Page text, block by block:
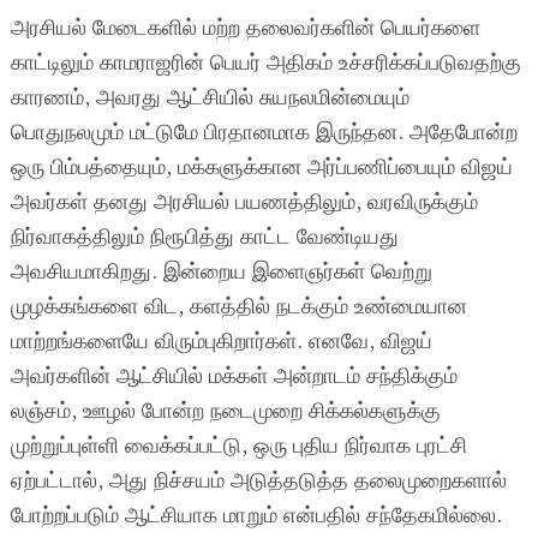
அரசியல் மேடைகளில் மற்ற தலைவர்களின் பெயர்களை
காட்டிலும் காமராஜரின் பெயர் அதிகம் உச்சரிக்கப்படுவதற்கு
காரணம், அவரது ஆட்சியில் சுயநலமின்மையும்
பொதுநலமும் மட்டுமே பிரதானமாக இருந்தன. அதேபோன்ற
ஒரு பிம்பத்தையும், மக்களுக்கான அர்ப்பணிப்பையும் விஜய்
அவர்கள் தனது அரசியல் பயணத்திலும், வரவிருக்கும்
நிர்வாகத்திலும் நிரூபித்து காட்ட வேண்டியது
அவசியமாகிறது. இன்றைய இளைஞர்கள் வெற்று
முழக்கங்களை விட, களத்தில் நடக்கும் உண்மையான
மாற்றங்களையே விரும்புகிறார்கள். எனவே, விஜய்
அவர்களின் ஆட்சியில் மக்கள் அன்றாடம் சந்திக்கும்
லஞ்சம், ஊழல் போன்ற நடைமுறை சிக்கல்களுக்கு
முற்றுப்புள்ளி வைக்கப்பட்டு, ஒரு புதிய நிர்வாக புரட்சி
ஏற்பட்டால், அது நிச்சயம் அடுத்தடுத்த தலைமுறைகளால்
போற்றப்படும் ஆட்சியாக மாறும் என்பதில் சந்தேகமில்லை.